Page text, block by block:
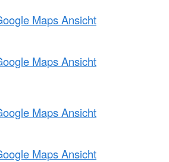
Maps Ansicht
Maps Ansicht
Maps Ansicht
Maps Ansicht